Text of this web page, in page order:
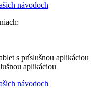
návodoch
s príslušnou aplikáciou
aplikáciou
návodoch